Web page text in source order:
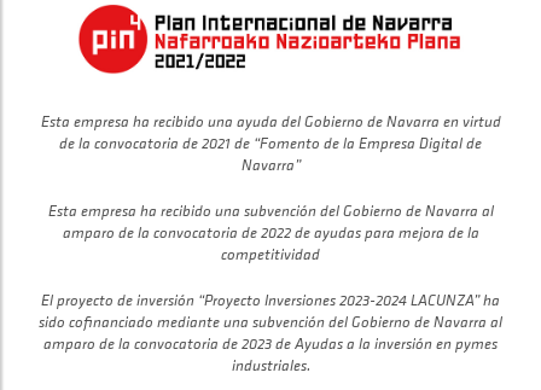
Esta empresa ha recibido una ayuda del Gobierno de Navarra en virtud
de la convocatoria de 2021 de “Fomento de la Empresa Digital de
Navarra”
Esta empresa ha recibido una subvención del Gobierno de Navarra al
amparo de la convocatoria de 2022 de ayudas para mejora de la
competitividad
El proyecto de inversión “Proyecto Inversiones 2023-2024 LACUNZA” ha
sido cofinanciado mediante una subvención del Gobierno de Navarra al
amparo de la convocatoria de 2023 de Ayudas a la inversión en pymes
industriales.